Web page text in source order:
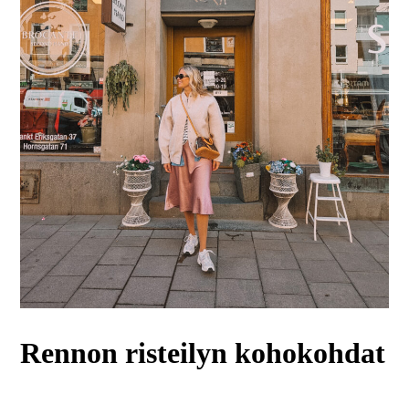
Rennon risteilyn kohokohdat